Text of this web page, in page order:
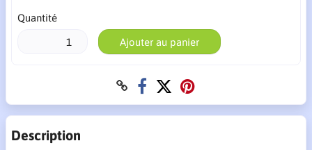
Quantité
Ajouter au panier
Description